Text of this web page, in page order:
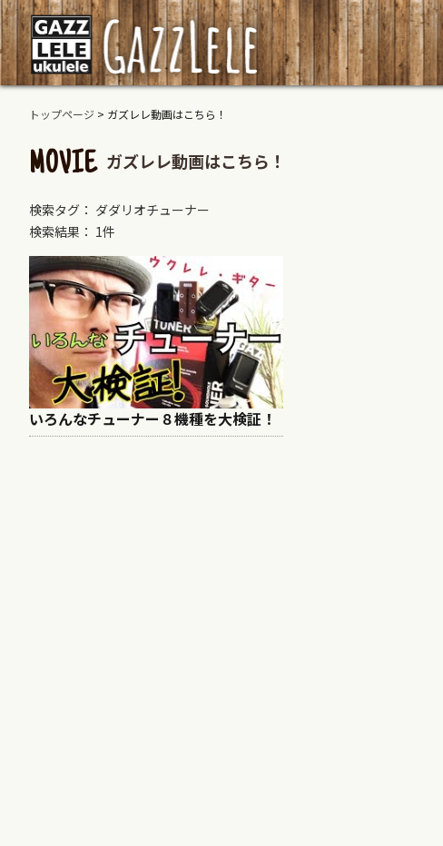
トップページ > ガズレレ動画はこちら！
MOVIE ガズレレ動画はこちら！
検索タグ： ダダリオチューナー
検索結果： 1件
いろんなチューナー８機種を大検証！